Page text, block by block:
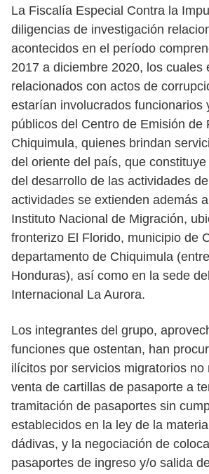
La Fiscalía Especial Contra la
diligencias de investigación
acontecidos en el período
2017 a diciembre 2020, los cuales
relacionados con actos de
estarían involucrados funcionarios
públicos del Centro de Emisión de
Chiquimula, quienes brindan
del oriente del país, que constituye
del desarrollo de las actividades
actividades se extienden además
Instituto Nacional de Migración,
fronterizo El Florido, municipio de
departamento de Chiquimula
Honduras), así como en la sede
Internacional La Aurora.
Los integrantes del grupo,
funciones que ostentan, han
ilícitos por servicios migratorios no
venta de cartillas de pasaporte a
tramitación de pasaportes sin
establecidos en la ley de la
dádivas, y la negociación de
pasaportes de ingreso y/o salida